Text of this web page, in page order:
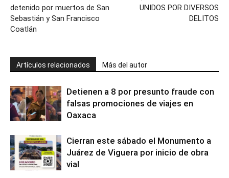
detenido por muertos de San
Sebastián y San Francisco
Coatlán
UNIDOS POR DIVERSOS
DELITOS
Artículos relacionados Más del autor
Detienen a 8 por presunto fraude con
falsas promociones de viajes en
Oaxaca
Cierran este sábado el Monumento a
Juárez de Viguera por inicio de obra
vial